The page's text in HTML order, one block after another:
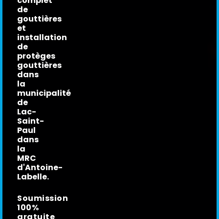
de
gouttières
et
installation
de
protèges
gouttières
dans
la
municipalité
de
Lac-
Saint-
Paul
dans
la
MRC
d'Antoine-
Labelle.
Soumission
100%